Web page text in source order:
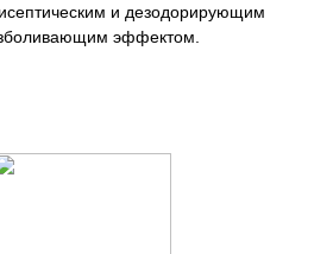
и дезодорирующим
эффектом.